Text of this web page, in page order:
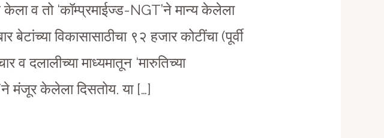
व तो ‘कॉम्प्रमाईज्ड-NGT’ने मान्य केलेला
विकासासाठीचा ९२ हजार कोटींचा (पूर्वी
दलालीच्या माध्यमातून ‘मारुतिच्या
मंजूर केलेला दिसतोय. या […]